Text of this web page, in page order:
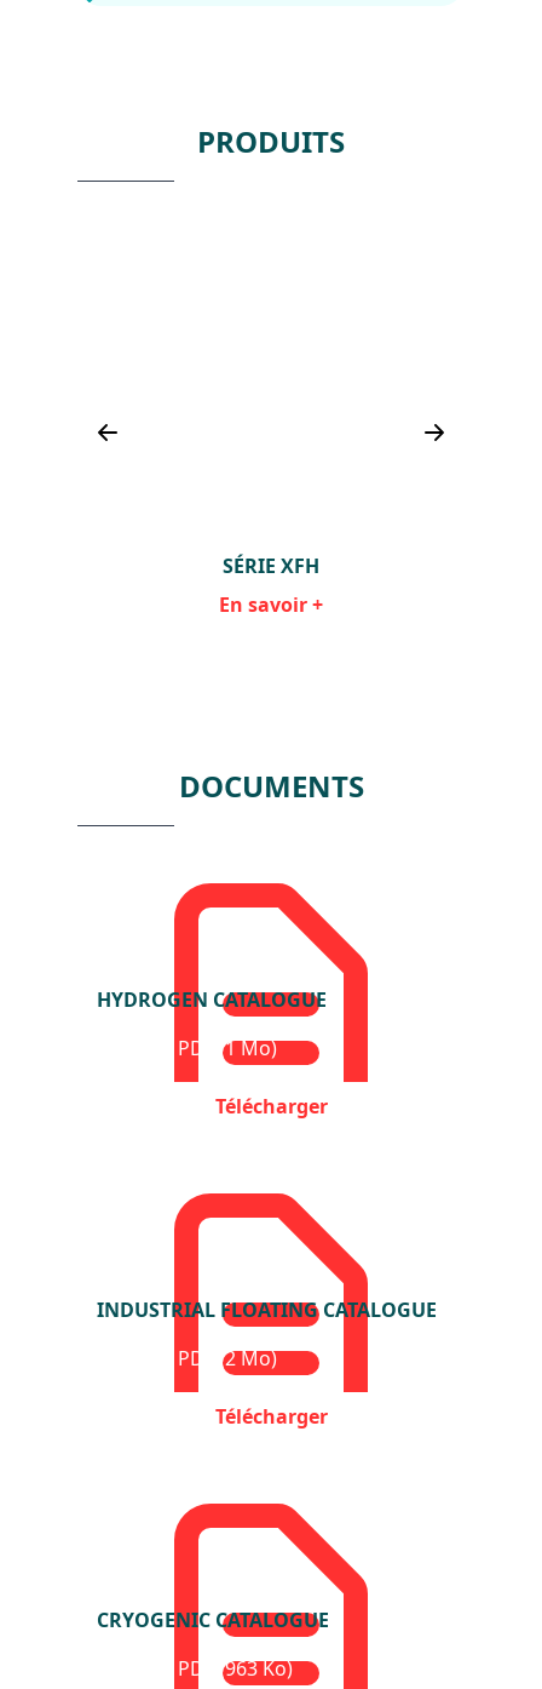
PRODUITS
SÉRIE XFH
En savoir +
DOCUMENTS
HYDROGEN CATALOGUE
Format : PDF (1 Mo)
Télécharger
INDUSTRIAL FLOATING CATALOGUE
Format : PDF (2 Mo)
Télécharger
CRYOGENIC CATALOGUE
Format : PDF (963 Ko)